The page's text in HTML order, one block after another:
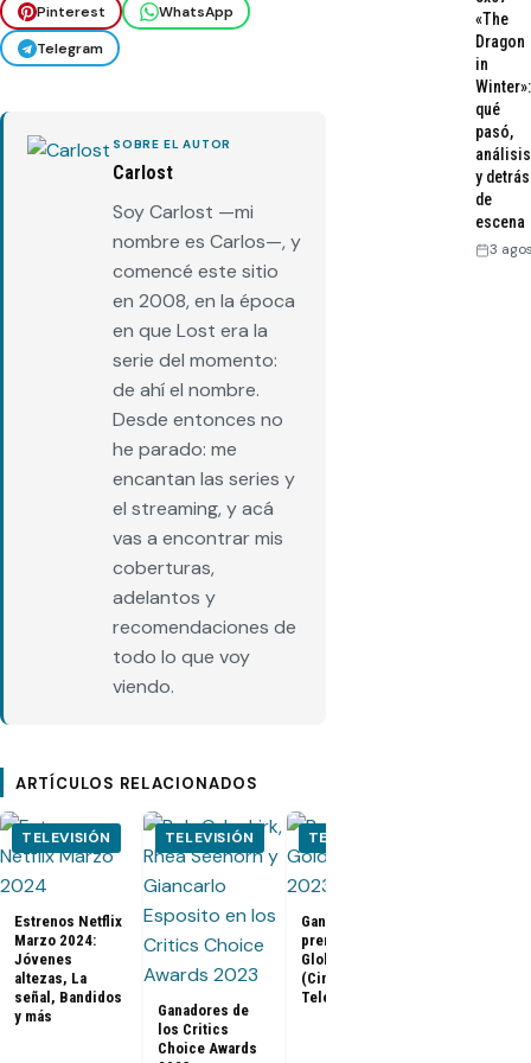
Pinterest
WhatsApp
Telegram
SOBRE EL AUTOR
Carlost
Soy Carlost —mi
nombre es Carlos—, y
comencé este sitio
en 2008, en la época
en que Lost era la
serie del momento:
de ahí el nombre.
Desde entonces no
he parado: me
encantan las series y
el streaming, y acá
vas a encontrar mis
coberturas,
adelantos y
recomendaciones de
todo lo que voy
viendo.
ARTÍCULOS RELACIONADOS
TELEVISIÓN
Estrenos Netflix
Marzo 2024:
Jóvenes
altezas, La
señal, Bandidos
y más
TELEVISIÓN
Ganadores de
los Critics
Choice Awards
TELEVISIÓN
Ganadores
premios Golden
Globes 2023
(Cine y
Televisión)
«The
Dragon
in
Winter»:
qué
pasó,
análisis
y detrás
de
escena
3